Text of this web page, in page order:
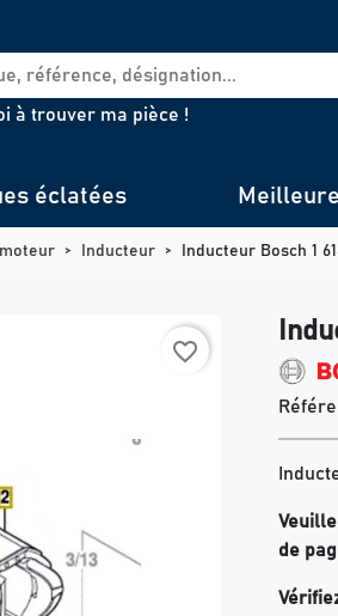
à trouver ma pièce !
éclatées
Inducteur Inducteur Bosch 1
favorite_border
de